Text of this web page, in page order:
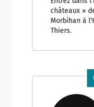
châteaux »
Morbihan à
Thiers.